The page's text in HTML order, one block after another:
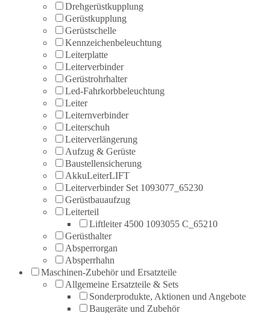
Drehgerüstkupplung
Gerüstkupplung
Gerüstschelle
Kennzeichenbeleuchtung
Leiterplatte
Leiterverbinder
Gerüstrohrhalter
Led-Fahrkorbbeleuchtung
Leiter
Leiternverbinder
Leiterschuh
Leiterverlängerung
Aufzug & Gerüste
Baustellensicherung
AkkuLeiterLIFT
Leiterverbinder Set 1093077_65230
Gerüstbauaufzug
Leiterteil
Liftleiter 4500 1093055 C_65210
Gerüsthalter
Absperrorgan
Absperrhahn
Maschinen-Zubehör und Ersatzteile
Allgemeine Ersatzteile & Sets
Sonderprodukte, Aktionen und Angebote
Baugeräte und Zubehör